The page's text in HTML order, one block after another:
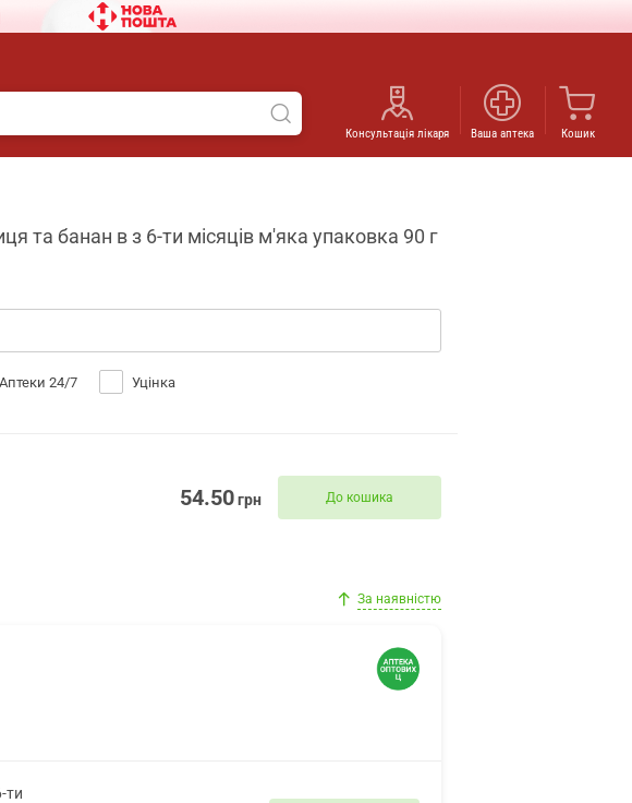
Консультація лікаря Ваша аптека Кошик
та банан в з 6-ти місяців м'яка упаковка 90 г
Аптеки 24/7 Уцінка
54.50грн До кошика
За наявністю
ти